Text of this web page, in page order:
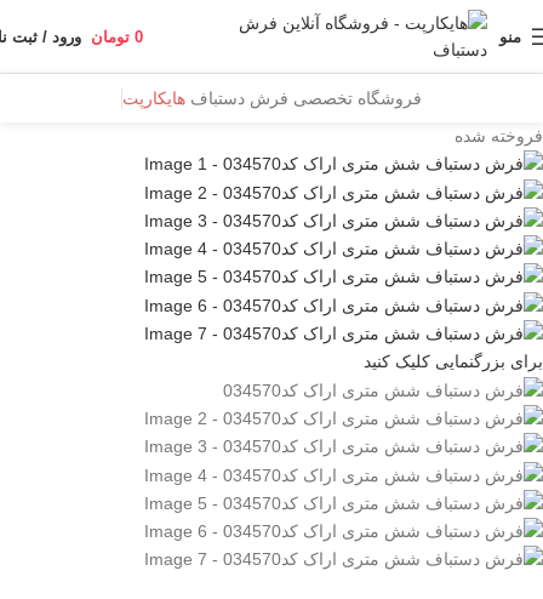
منو 0 تومان ورود / ثبت
فروشگاه تخصصی فرش دستباف هایکارپت
فروخته شده
برای بزرگنمایی کلیک کنید